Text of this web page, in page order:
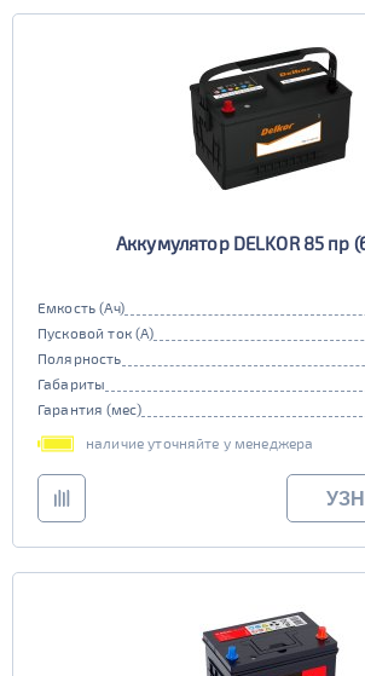
Аккумулятор DELKOR 85 пр
Емкость (Ач)
Пусковой ток (А)
Полярность
Габариты
Гарантия (мес)
наличие уточняйте у менеджера